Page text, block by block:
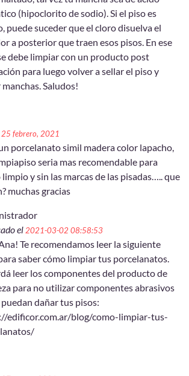
(hipoclorito de sodio). Si el piso es
puede suceder que el cloro disuelva el
a posterior que traen esos pisos. En ese
debe limpiar con un producto post
para luego volver a sellar el piso y
Saludos!
25 febrero, 2021
porcelanato simil madera color lapacho,
seria mas recomendable para
y sin las marcas de las pisadas….. que
muchas gracias
el 2021-03-02 08:58:53
Te recomendamos leer la siguiente
saber cómo limpiar tus porcelanatos.
leer los componentes del producto de
para no utilizar componentes abrasivos
dañar tus pisos:
edificor.com.ar/blog/como-limpiar-tus-